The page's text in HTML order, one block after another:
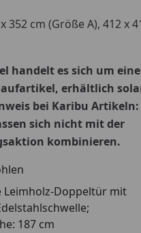
352 cm (Größe A), 412 x
handelt es sich um
erhältlich
bei Karibu Artikeln:
sich nicht mit der
kombinieren.
Leimholz-Doppeltür mit
187 cm